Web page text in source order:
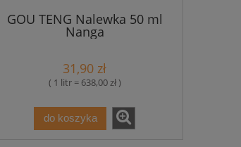
GOU TENG Nalewka 50 ml
Nanga
31,90 zł
( 1 litr = 638,00 zł )
do koszyka